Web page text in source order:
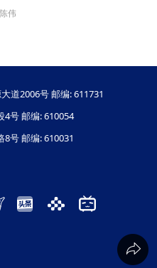
伟
道2006号 邮编: 611731
号 邮编: 610054
号 邮编: 610031